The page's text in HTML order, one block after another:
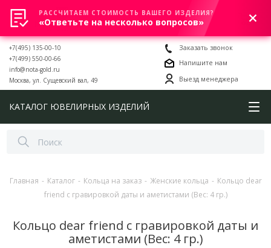
0
+7(495) 135-00-10
+7(499) 550-00-66
info@nota-gold.ru
Москва, ул. Сущевский вал, 49
Заказать звонок
Напишите нам
Выезд менеджера
КАТАЛОГ ЮВЕЛИРНЫХ ИЗДЕЛИЙ
Главная - Каталог - Кольца на заказ - Женские кольца - Кольцо dear
friend с гравировкой даты и аметистами (Вес: 4 гр.)
Кольцо dear friend с гравировкой даты и
аметистами (Вес: 4 гр.)
РАССЧИТАЕМ СТОИМОСТЬ ВАШЕГО ИЗДЕЛИЯ?
«Ответьте на несколько вопросов»